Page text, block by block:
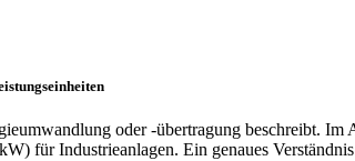
oder -übertragung beschreibt.
für Industrieanlagen. Ein genaues